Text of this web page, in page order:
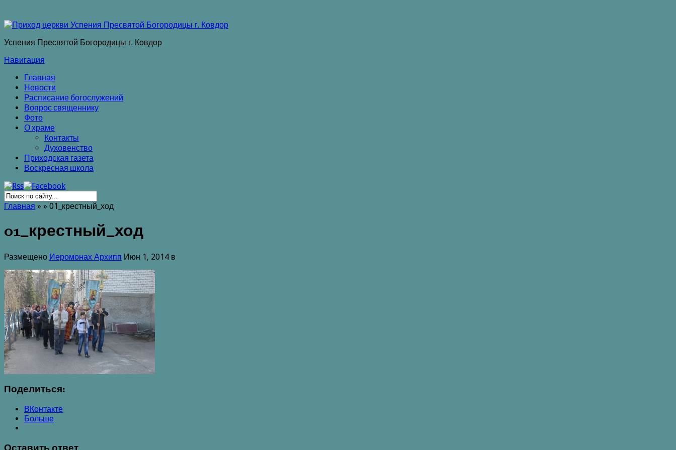
Успения Пресвятой Богородицы г. Ковдор
Навигация
Главная
Новости
Расписание богослужений
Вопрос священнику
Фото
О храме
Контакты
Духовенство
Приходская газета
Воскресная школа
Главная » » 01_крестный_ход
01_крестный_ход
Размещено Иеромонах Архипп Июн 1, 2014 в
Поделиться:
ВКонтакте
Больше